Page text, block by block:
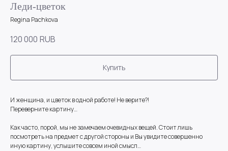
Леди-цветок
Regina Pachkova
120 000 RUB
Купить
И женщина, и цветок в одной работе! Не верите?!
Переверните картину…
Как часто, порой, мы не замечаем очевидных вещей. Стоит лишь
посмотреть на предмет с другой стороны и Вы увидите совершенно
иную картину, услышите совсем иной смысл…